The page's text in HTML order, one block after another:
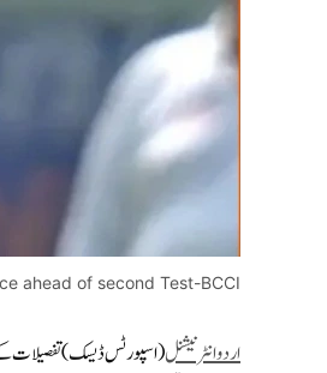
ahead of second Test-BCCI
اردوانٹرنیشنل